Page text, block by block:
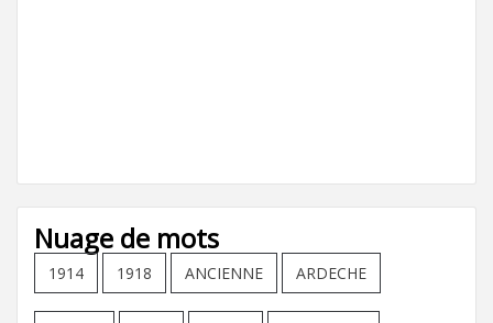
Nuage de mots
1914 1918 ANCIENNE ARDECHE